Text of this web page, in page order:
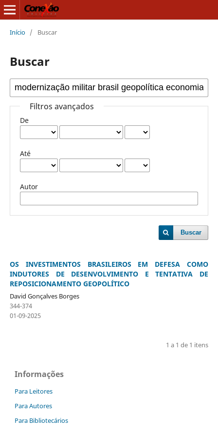
Início / Buscar
Buscar
Filtros avançados
De
Até
Autor
Buscar
OS INVESTIMENTOS BRASILEIROS EM DEFESA COMO
INDUTORES DE DESENVOLVIMENTO E TENTATIVA DE
REPOSICIONAMENTO GEOPOLÍTICO
David Gonçalves Borges
344-374
01-09-2025
1 a 1 de 1 itens
Informações
Para Leitores
Para Autores
Para Bibliotecários